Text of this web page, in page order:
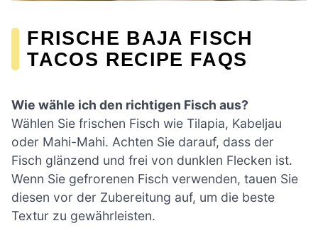
FRISCHE BAJA FISCH
TACOS RECIPE FAQS
Wie wähle ich den richtigen Fisch aus?
Wählen Sie frischen Fisch wie Tilapia, Kabeljau
oder Mahi-Mahi. Achten Sie darauf, dass der
Fisch glänzend und frei von dunklen Flecken ist.
Wenn Sie gefrorenen Fisch verwenden, tauen Sie
diesen vor der Zubereitung auf, um die beste
Textur zu gewährleisten.